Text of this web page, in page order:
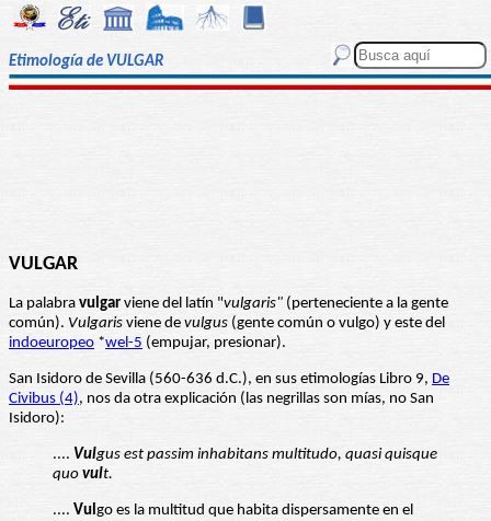
Etimología de VULGAR
VULGAR
La palabra vulgar viene del latín "vulgaris" (perteneciente a la gente
común). Vulgaris viene de vulgus (gente común o vulgo) y este del
indoeuropeo *wel-5 (empujar, presionar).
San Isidoro de Sevilla (560-636 d.C.), en sus etimologías Libro 9, De
Civibus (4), nos da otra explicación (las negrillas son mías, no San
Isidoro):
.... Vulgus est passim inhabitans multitudo, quasi quisque
quo vult.
.... Vulgo es la multitud que habita dispersamente en el